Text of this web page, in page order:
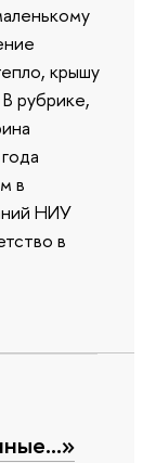
крышу
рубрике,
в
НИУ
в